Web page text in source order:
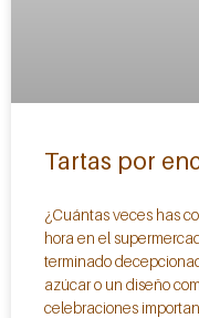
Tartas por
¿Cuántas veces has
hora en el
terminado
azúcar o un diseño
celebraciones